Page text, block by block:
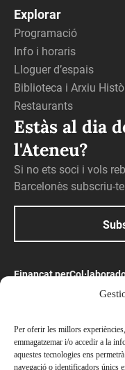
Per oferir les millors
emmagatzemar i/o accedir a la
aquestes tecnologies ens
navegació o identificadors únics
Explorar
Programació
Info i horaris
Lloguer d’espais
Biblioteca i Arxiu
Restaurants
Estàs al dia
l'Ateneu?
Si no ets soci i vols
Barcelonès subscriu-
Finançat per